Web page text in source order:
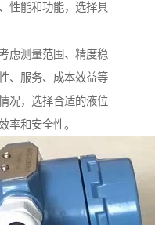
性能和功能，选择具
虑测量范围、精度稳
、服务、成本效益等
况，选择合适的液位
率和安全性。